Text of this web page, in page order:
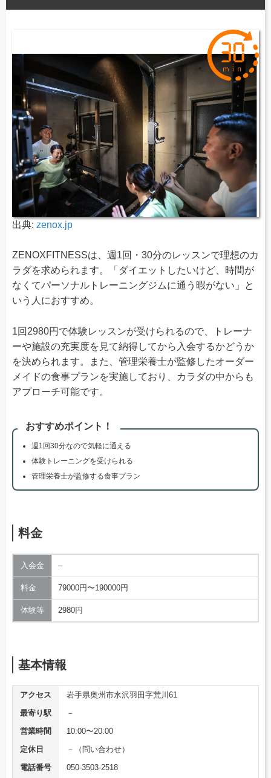
出典: zenox.jp
ZENOXFITNESSは、週1回・30分のレッスンで理想のカ
ラダを求められます。「ダイエットしたいけど、時間が
なくてパーソナルトレーニングジムに通う暇がない」と
いう人におすすめ。
1回2980円で体験レッスンが受けられるので、トレーナ
ーや施設の充実度を見て納得してから入会するかどうか
を決められます。また、管理栄養士が監修したオーダー
メイドの食事プランを実施しており、カラダの中からも
アプローチ可能です。
おすすめポイント！
週1回30分なので気軽に通える
体験トレーニングを受けられる
管理栄養士が監修する食事プラン
料金
入会金 –
料金 79000円〜190000円
体験等 2980円
基本情報
アクセス
岩手県奥州市水沢羽田字荒川61
最寄り駅
－
営業時間
10:00〜20:00
定休日
－（問い合わせ）
電話番号
050-3503-2518